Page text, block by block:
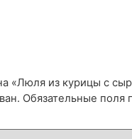
«Люля из курицы с
Обязательные поля